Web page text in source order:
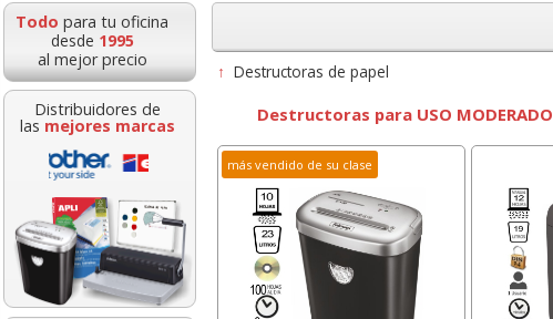
Todo para tu oficina
desde 1995
al mejor precio
Distribuidores de
las mejores marcas
↑Destructoras de papel
Destructoras para USO MODERADO
más vendido de su clase
Alfombrilla Raton
Viscoelastica Memory
Foam Fellowes
Juego reglas Staedtler
escuadra, cartabón,
semicírculo regl